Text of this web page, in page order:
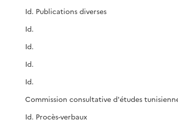
Id. Publications diverses
Id.
Id.
Id.
Id.
Id. Procès-verbaux